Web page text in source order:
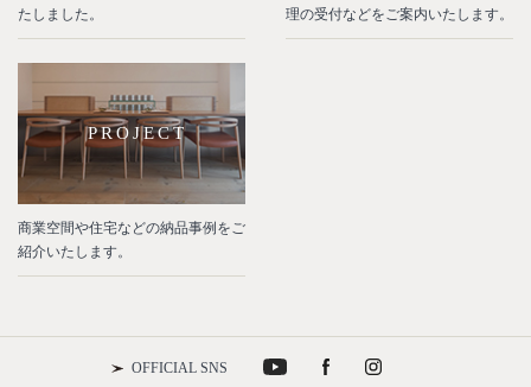
たしました。
理の受付などをご案内いたします。
PROJECT
商業空間や住宅などの納品事例をご
紹介いたします。
OFFICIAL SNS